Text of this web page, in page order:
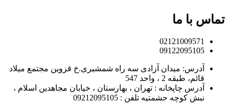
تماس با ما
02121009571
09122095105
آدرس: میدان آزادی سه راه شمشیری.خ قزوین مجتمع میلاد
قائم، طبقه 2 ، واحد 547
آدرس چاپخانه : تهران ، بهارستان ، خیابان مجاهدین اسلام ،
نبش کوچه حشمتیه تلفن : 09212095105